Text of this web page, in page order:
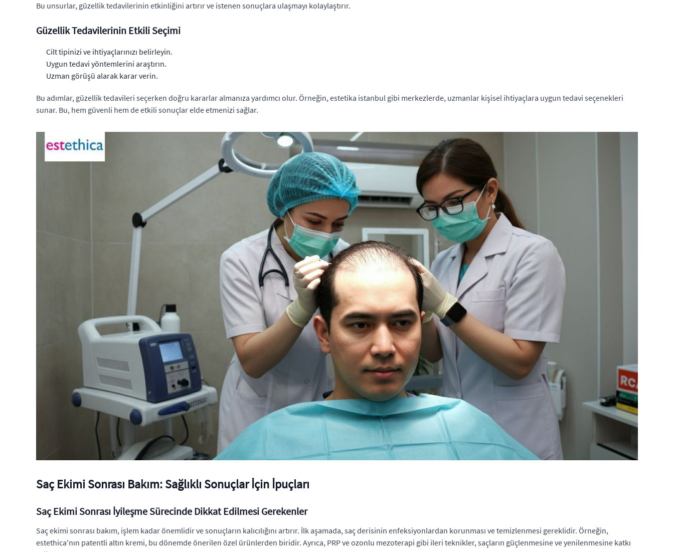
Bu unsurlar, güzellik tedavilerinin etkinliğini artırır ve istenen sonuçlara ulaşmayı kolaylaştırır.
Güzellik Tedavilerinin Etkili Seçimi
Cilt tipinizi ve ihtiyaçlarınızı belirleyin.
Uygun tedavi yöntemlerini araştırın.
Uzman görüşü alarak karar verin.
Bu adımlar, güzellik tedavileri seçerken doğru kararlar almanıza yardımcı olur. Örneğin,estetika istanbul gibi merkezlerde, uzmanlar kişisel ihtiyaçlara uygun tedavi seçenekleri
sunar. Bu, hem güvenli hem de etkili sonuçlar elde etmenizi sağlar.
Saç Ekimi Sonrası Bakım: Sağlıklı Sonuçlar İçin İpuçları
Saç Ekimi Sonrası İyileşme Sürecinde Dikkat Edilmesi Gerekenler
Saç ekimi sonrası bakım, işlem kadar önemlidir ve sonuçların kalıcılığını artırır. İlk aşamada, saç derisinin enfeksiyonlardan korunması ve temizlenmesi gereklidir. Örneğin,
estethica'nın patentli altın kremi, bu dönemde önerilen özel ürünlerden biridir. Ayrıca, PRP ve ozonlu mezoterapi gibi ileri teknikler, saçların güçlenmesine ve yenilenmesine katkı